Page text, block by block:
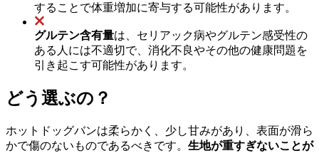
することで体重増加に寄与する可能性があります。
グルテン含有量は、セリアック病やグルテン感受性の
ある人には不適切で、消化不良やその他の健康問題を
引き起こす可能性があります。
どう選ぶの？
ホットドッグバンは柔らかく、少し甘みがあり、表面が滑ら
かで傷のないものであるべきです。 生地が重すぎないことが